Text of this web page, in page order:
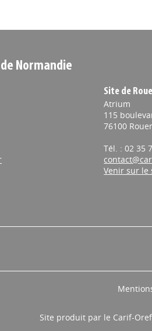
Normandie
Site de
Atrium
115
76100
Tél. : 02 35
Venir sur le
Site produit par le Carif-